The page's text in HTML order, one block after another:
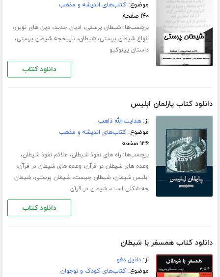
موضوع:کتاب‌های اندیشه و مذهب
۱۴۰ صفحه
برچسب‌ها:شیطان پرستی، ادیان جدید،دین های نوین،
انواع شیطان پرستی،شیطان، تاریخچه شیطان پرستی،
داستان پینوکیو
دانلود کتاب
دانلود کتاب پارلمان ابلیس
از:هدایت الله ذاهب
موضوع:کتاب‌های اندیشه و مذهب
۱۳۶ صفحه
برچسب‌ها:راه های نفوذ شیطان، علائم نفوذ شیطان،
وعده های شیطان در قرآن، وعده های شیطان در قرآن،
ابلیس شیطان،شیطان چیست،شیطان پرستی،شیطان
چه شکلی است،شیطان در قرآن
دانلود کتاب
دانلود کتاب همسفر با شیطان
از:دانیل دفو
موضوع:کتاب‌های کودک و نوجوان